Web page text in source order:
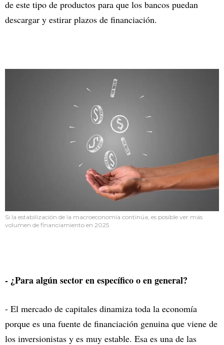
de este tipo de productos para que los bancos puedan
descargar y estirar plazos de financiación.
Si la estabilización de la macroeconomía continúa, es posible ver más
volumen de financiamiento en 2025
- ¿Para algún sector en específico o en general?
- El mercado de capitales dinamiza toda la economía
porque es una fuente de financiación genuina que viene de
los inversionistas y es muy estable. Esa es una de las